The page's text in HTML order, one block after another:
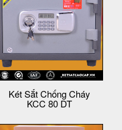
Két Sắt Chống Cháy
KCC 80 DT